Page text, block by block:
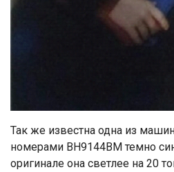
Так же известна одна из
номерами ВН9144ВМ темно
оригинале она светлее на 20